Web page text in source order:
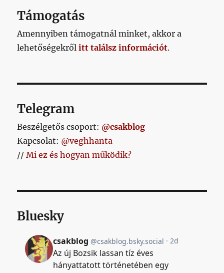
Támogatás
Amennyiben támogatnál minket, akkor a
lehetőségekrőlitt találsz információt.
Telegram
Beszélgetős csoport: @csakblog
Kapcsolat: @veghhanta
//Mi ez és hogyan működik?
Bluesky